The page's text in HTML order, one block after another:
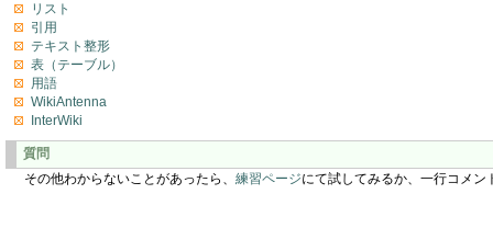
リスト
引用
テキスト整形
表（テーブル）
用語
WikiAntenna
InterWiki
質問
その他わからないことがあったら、 練習ページにて試してみるか、一行コメン